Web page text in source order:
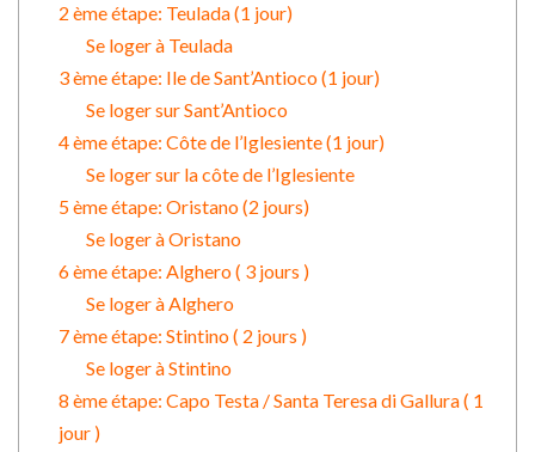
2 ème étape: Teulada (1 jour)
Se loger à Teulada
3 ème étape: Ile de Sant’Antioco (1 jour)
Se loger sur Sant’Antioco
4 ème étape: Côte de l’Iglesiente (1 jour)
Se loger sur la côte de l’Iglesiente
5 ème étape: Oristano (2 jours)
Se loger à Oristano
6 ème étape: Alghero ( 3 jours )
Se loger à Alghero
7 ème étape: Stintino ( 2 jours )
Se loger à Stintino
8 ème étape: Capo Testa / Santa Teresa di Gallura ( 1
jour )